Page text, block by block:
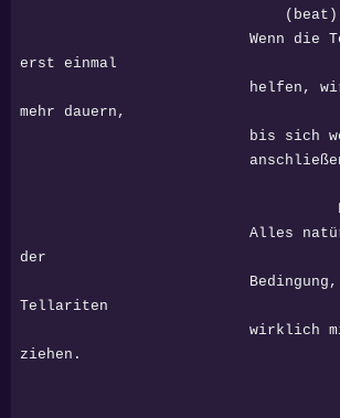
(beat)
Wenn die
erst einmal
helfen, wird es
mehr dauern,
bis sich weitere
Alles natürlich
der
Bedingung,
Tellariten
wirklich mit in
ziehen.